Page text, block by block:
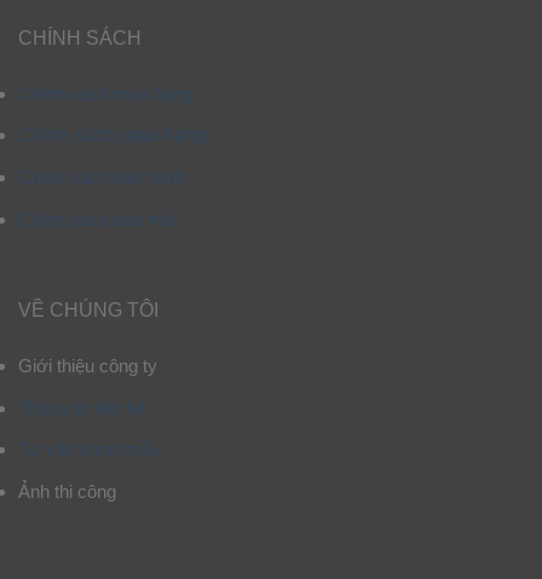
CHÍNH SÁCH
Chính sách mua hàng
Chính sách giao hàng
Chính sách bảo hành
Chính sách bảo mật
VỀ CHÚNG TÔI
Giới thiệu công ty
Thông tin liên hệ
Tư vấn chọn mẫu
Ảnh thi công